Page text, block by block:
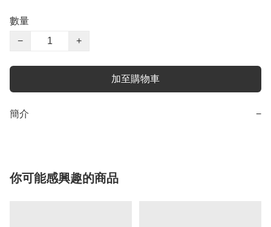
數量
−
+
加至購物車
簡介 −
你可能感興趣的商品